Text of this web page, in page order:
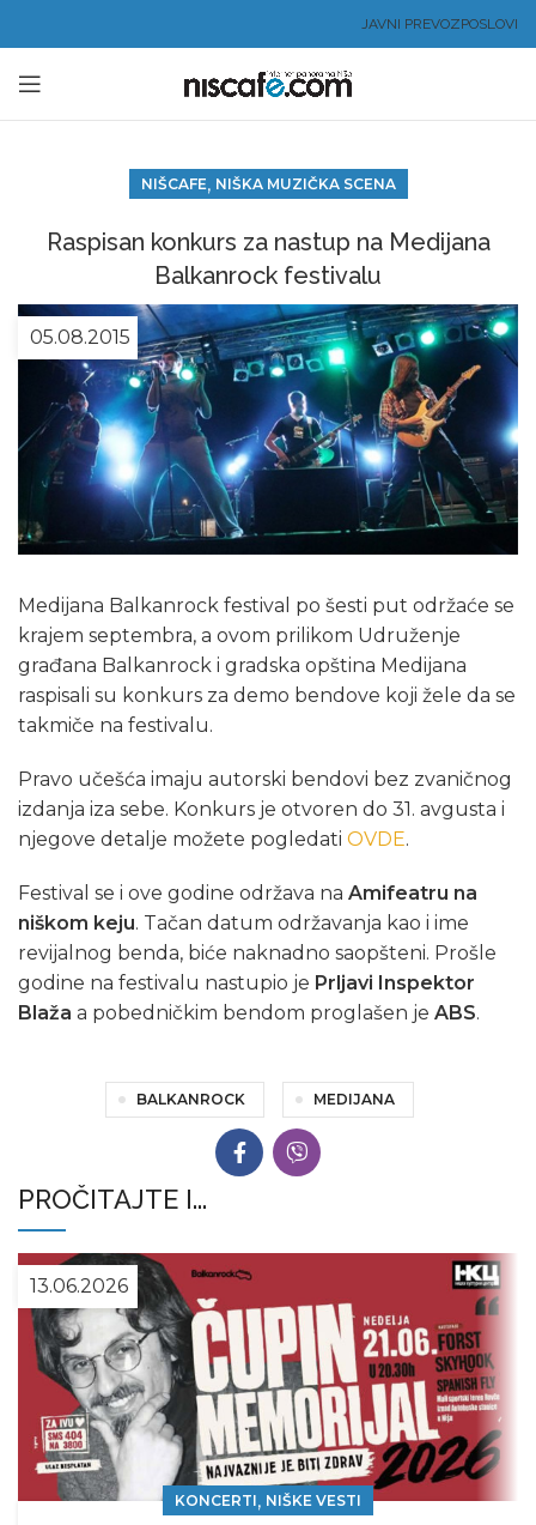
JAVNI PREVOZPOSLOVI
NIŠCAFE, NIŠKA MUZIČKA SCENA
Raspisan konkurs za nastup na Medijana
Balkanrock festivalu
05.08.2015
Medijana Balkanrock festival po šesti put održaće se
krajem septembra, a ovom prilikom Udruženje
građana Balkanrock i gradska opština Medijana
raspisali su konkurs za demo bendove koji žele da se
takmiče na festivalu.
Pravo učešća imaju autorski bendovi bez zvaničnog
izdanja iza sebe. Konkurs je otvoren do 31. avgusta i
njegove detalje možete pogledati OVDE.
Festival se i ove godine održava na Amifeatru na
niškom keju. Tačan datum održavanja kao i ime
revijalnog benda, biće naknadno saopšteni. Prošle
godine na festivalu nastupio je Prljavi Inspektor
Blaža a pobedničkim bendom proglašen je ABS.
BALKANROCK MEDIJANA
PROČITAJTE I...
13.06.2026
KONCERTI, NIŠKE VESTI